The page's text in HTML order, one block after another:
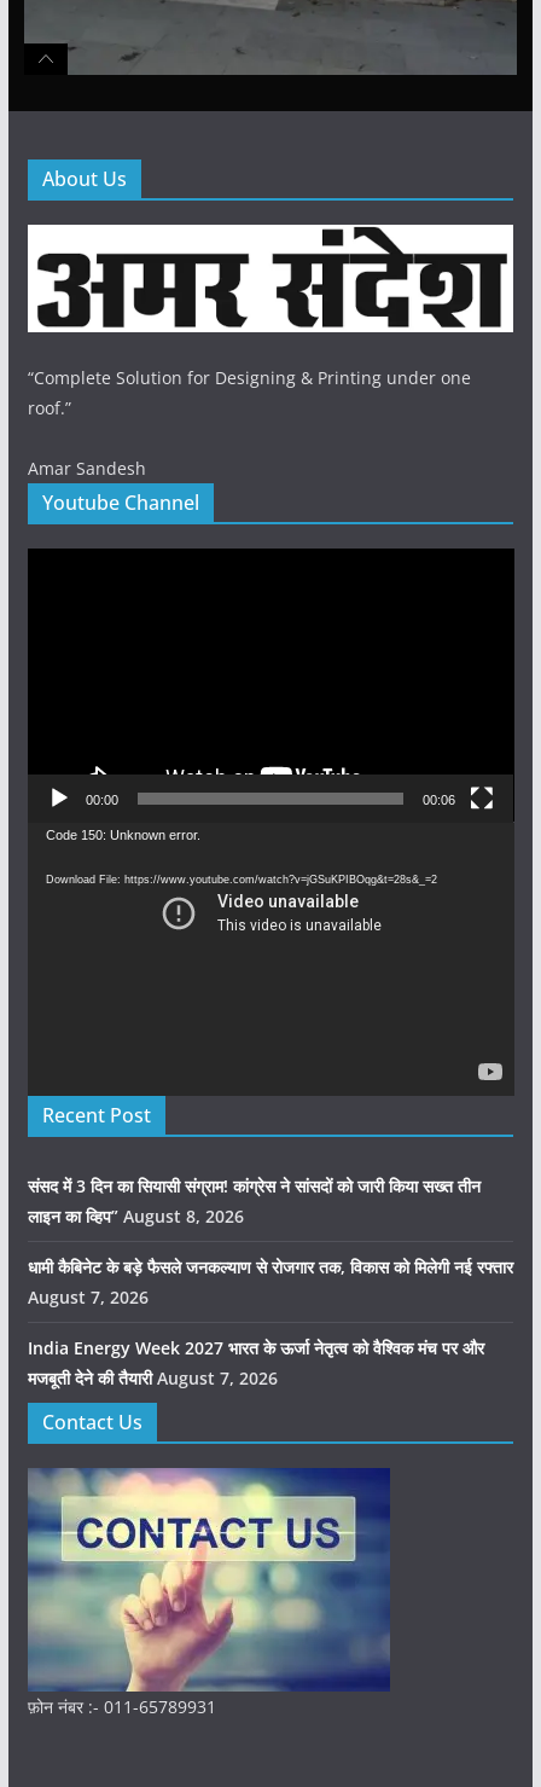
About Us
“Complete Solution for Designing & Printing under one
roof.”
Amar Sandesh
Youtube Channel
00:00 00:06
Video
Code 150: Unknown error.
Download File: https://www.youtube.com/watch?v=jGSuKPIBOqg&t=28s&_=2
Recent Post
संसद में 3 दिन का सियासी संग्राम! कांग्रेस ने सांसदों को जारी किया सख्त तीन
लाइन का व्हिप” August 8, 2026
धामी कैबिनेट के बड़े फैसले जनकल्याण से रोजगार तक, विकास को मिलेगी नई रफ्तार
August 7, 2026
India Energy Week 2027 भारत के ऊर्जा नेतृत्व को वैश्विक मंच पर और
मजबूती देने की तैयारी August 7, 2026
Contact Us
फ़ोन नंबर :- 011-65789931